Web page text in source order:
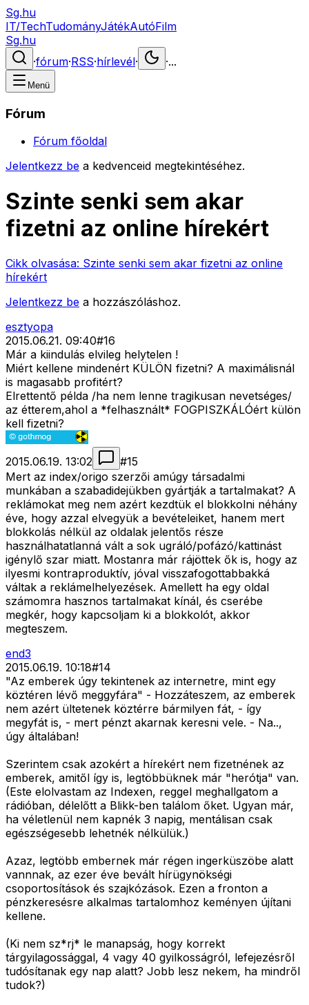
Sg.hu
IT/TechTudományJátékAutóFilm
Sg.hu
·fórum·RSS·hírlevél· ·...
Menü
Fórum
Fórum főoldal
Jelentkezz be a kedvenceid megtekintéséhez.
Szinte senki sem akar
fizetni az online hírekért
Cikk olvasása: Szinte senki sem akar fizetni az online
hírekért
Jelentkezz be a hozzászóláshoz.
esztyopa
2015.06.21. 09:40#16
Már a kiindulás elvileg helytelen !
Miért kellene mindenért KÜLÖN fizetni? A maximálisnál
is magasabb profitért?
Elrettentő példa /ha nem lenne tragikusan nevetséges/
az étterem,ahol a *felhasznált* FOGPISZKÁLÓért külön
kell fizetni?
2015.06.19. 13:02 #15
Mert az index/origo szerzői amúgy társadalmi
munkában a szabadidejükben gyártják a tartalmakat? A
reklámokat meg nem azért kezdtük el blokkolni néhány
éve, hogy azzal elvegyük a bevételeiket, hanem mert
blokkolás nélkül az oldalak jelentős része
használhatatlanná vált a sok ugráló/pofázó/kattinást
igénylő szar miatt. Mostanra már rájöttek ők is, hogy az
ilyesmi kontraproduktív, jóval visszafogottabbakká
váltak a reklámelhelyezések. Amellett ha egy oldal
számomra hasznos tartalmakat kínál, és cserébe
megkér, hogy kapcsoljam ki a blokkolót, akkor
megteszem.
end3
2015.06.19. 10:18#14
"Az emberek úgy tekintenek az internetre, mint egy
köztéren lévő meggyfára" - Hozzáteszem, az emberek
nem azért ültetenek köztérre bármilyen fát, - így
megyfát is, - mert pénzt akarnak keresni vele. - Na..,
úgy általában!
Szerintem csak azokért a hírekért nem fizetnének az
emberek, amitől így is, legtöbbüknek már "herótja" van.
(Este elolvastam az Indexen, reggel meghallgatom a
rádióban, délelőtt a Blikk-ben találom őket. Ugyan már,
ha véletlenül nem kapnék 3 napig, mentálisan csak
egészségesebb lehetnék nélkülük.)
Azaz, legtöbb embernek már régen ingerküszöbe alatt
vannnak, az ezer éve bevált hírügynökségi
csoportosítások és szajkózások. Ezen a fronton a
pénzkeresésre alkalmas tartalomhoz keményen újítani
kellene.
(Ki nem sz*rj* le manapság, hogy korrekt
tárgyilagossággal, 4 vagy 40 gyilkosságról, lefejezésről
tudósítanak egy nap alatt? Jobb lesz nekem, ha mindről
tudok?)